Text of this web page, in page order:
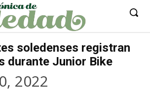
soledenses registran
durante Junior Bike
2022